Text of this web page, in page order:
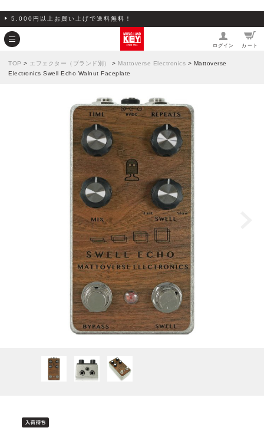
5,000円以上お買い上げで送料無料！
ログイン カート
TOP > エフェクター（ブランド別） > Mattoverse Electronics > Mattoverse
Electronics Swell Echo Walnut Faceplate